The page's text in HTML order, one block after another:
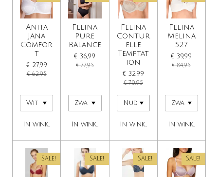
Anita
Jana
Comfor
t
€ 27,99
€ 62,95
In winkelwagen
Felina
Pure
Balance
€ 36,99
€ 77,95
In winkelwagen
Felina
Contur
elle
Temptat
ion
€ 32,99
€ 70,95
In winkelwagen
Felina
Melina
527
€ 39,99
€ 84,95
In
Sale! Sale! Sale! Sale!